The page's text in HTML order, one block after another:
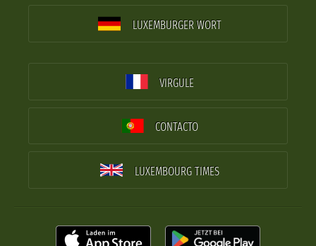
LUXEMBURGER WORT
VIRGULE
CONTACTO
LUXEMBOURG TIMES